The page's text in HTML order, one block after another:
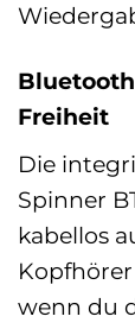
Freiheit
Die
Spinner
kabellos
wenn du